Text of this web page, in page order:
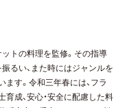
トの料理を監修。その指導
るい、また時にはジャンルを
す。令和三年春には、フラ
育成、安心・安全に配慮した料